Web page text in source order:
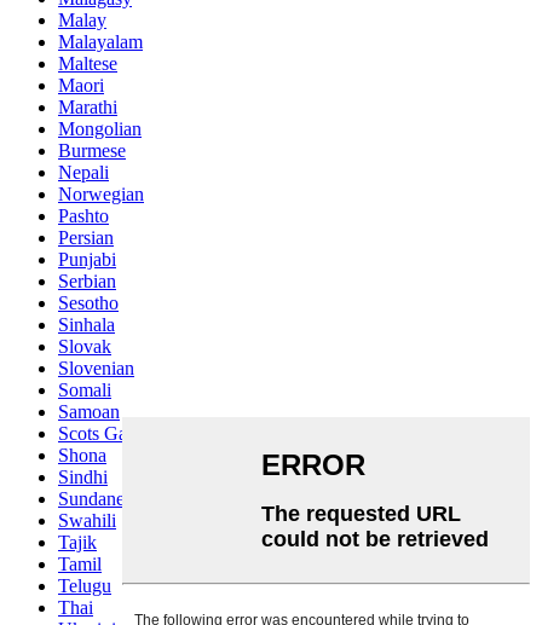
Malay
Malayalam
Maltese
Maori
Marathi
Mongolian
Burmese
Nepali
Norwegian
Pashto
Persian
Punjabi
Serbian
Sesotho
Sinhala
Slovak
Slovenian
Somali
Samoan
Scots Gaelic
Shona
Sindhi
Sundanese
Swahili
Tajik
Tamil
Telugu
Thai